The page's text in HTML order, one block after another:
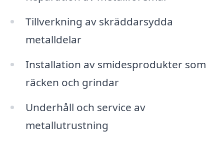
Tillverkning av skräddarsydda
metalldelar
Installation av smidesprodukter som
räcken och grindar
Underhåll och service av
metallutrustning